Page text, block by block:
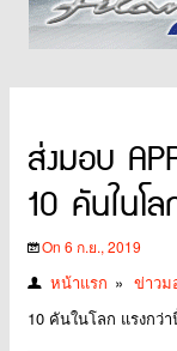
ส่งมอบ
10 คันในโ
On 6 ก.ย., 2019
หน้าแรก » ข่าวม
10 คันในโลก แรงกว่